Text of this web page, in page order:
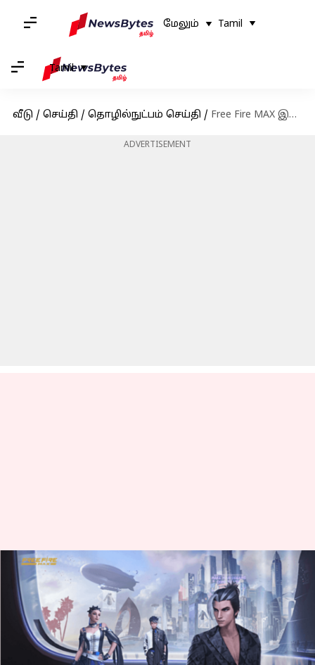
மேலும் Tamil
Tamil
வீடு / செய்தி / தொழில்நுட்பம் செய்தி / Free Fire MAX இலவச குறியீடுகள்: ஜூன் 16-க்கான குறியீடுகள் பெறுவதற்கான வழிமுறைகள்
ADVERTISEMENT
Free Fire MAX இலவச
குறியீடுகள்: ஜூன் 16-
க்கான குறியீடுகள்
பெறுவதற்கான
வழிமுறைகள்